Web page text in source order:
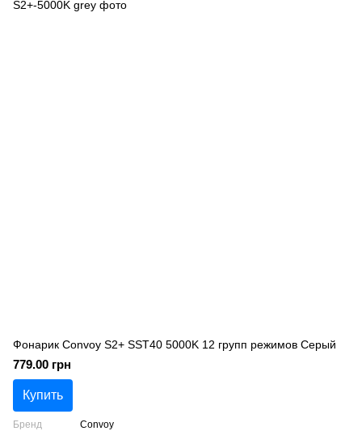
Фонарик Convoy S2+ SST40 5000K 12 групп режимов Серый
779.00 грн
Купить
Бренд
Convoy